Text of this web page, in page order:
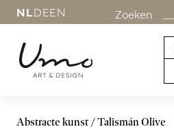
NLDEEN Zoeken
Abstracte kunst Talismán Olive